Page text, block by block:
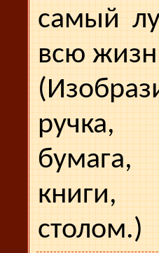
самый
всю
книги,
столом.)